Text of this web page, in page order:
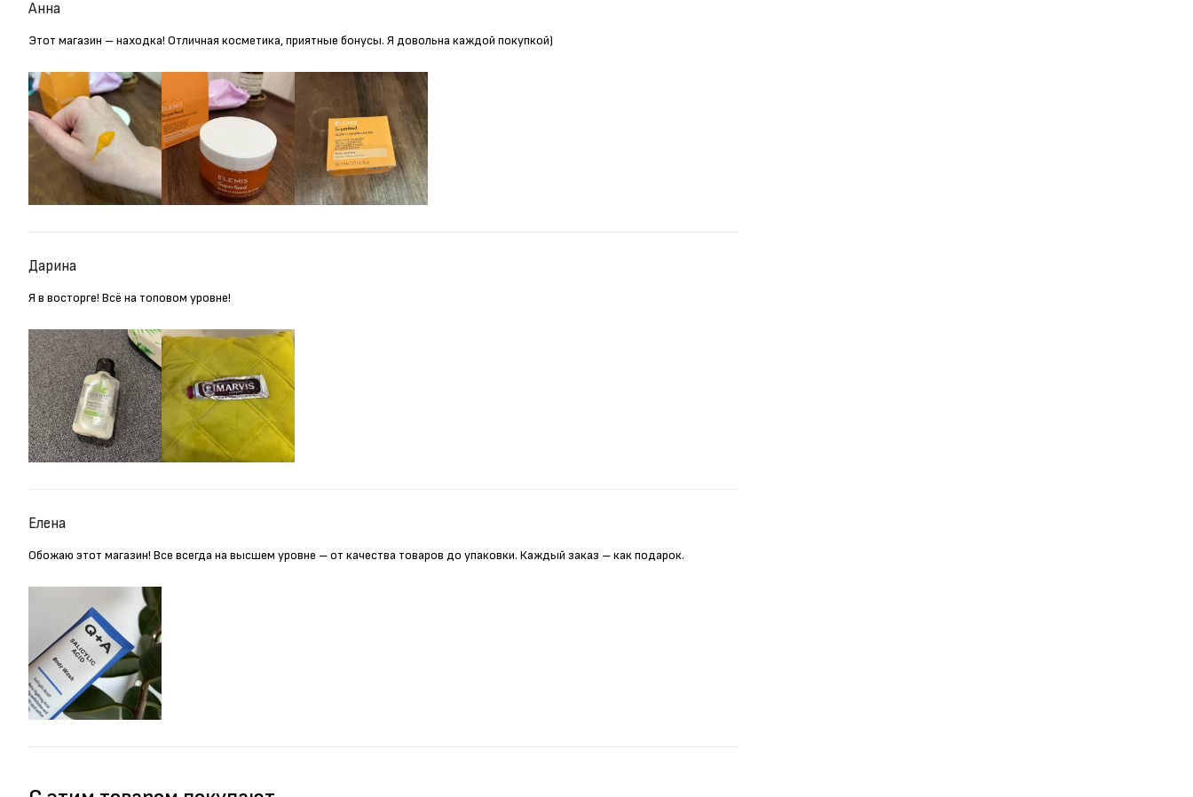
Анна
Этот магазин – находка! Отличная косметика, приятные бонусы. Я довольна каждой покупкой)
Дарина
Я в восторге! Всё на топовом уровне!
Елена
Обожаю этот магазин! Все всегда на высшем уровне – от качества товаров до упаковки. Каждый заказ – как подарок.